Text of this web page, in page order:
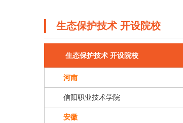
生态保护技术 开设院校
生态保护技术 开设院校
河南
信阳职业技术学院
安徽